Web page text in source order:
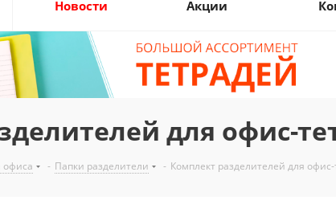
Новости Акции
для офис-
офиса - Папки разделители - Комплект разделителей для